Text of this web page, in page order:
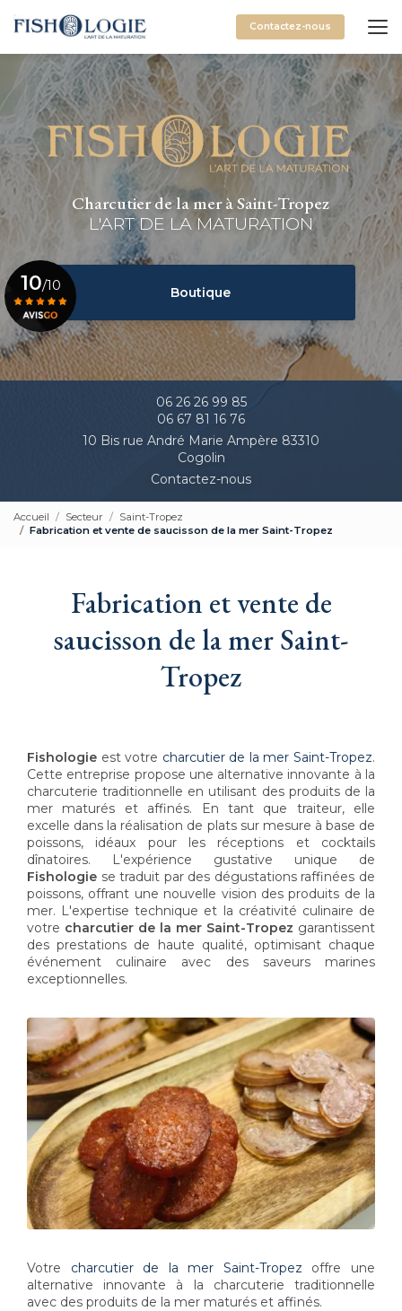
au
principal
Contactez-nous
Charcutier de la mer à Saint-Tropez
L'ART DE LA MATURATION
Boutique
06 26 26 99 85
06 67 81 16 76
10 Bis rue André Marie Ampère 83310
Cogolin
Contactez-nous
10/10
Voir le certificat
Accueil Secteur
Saint-Tropez
Fabrication et vente de saucisson de la mer Saint-Tropez
Fabrication et vente de
saucisson de la mer Saint-
Tropez
Fishologie est votre charcutier de la mer Saint-Tropez.
Cette entreprise propose une alternative innovante à la
charcuterie traditionnelle en utilisant des produits de la
mer maturés et affinés. En tant que traiteur, elle
excelle dans la réalisation de plats sur mesure à base de
poissons, idéaux pour les réceptions et cocktails
dînatoires. L'expérience gustative unique de
Fishologie se traduit par des dégustations raffinées de
poissons, offrant une nouvelle vision des produits de la
mer. L'expertise technique et la créativité culinaire de
votre charcutier de la mer Saint-Tropez garantissent
des prestations de haute qualité, optimisant chaque
événement culinaire avec des saveurs marines
exceptionnelles.
Votre charcutier de la mer Saint-Tropez offre une
alternative innovante à la charcuterie traditionnelle
avec des produits de la mer maturés et affinés.